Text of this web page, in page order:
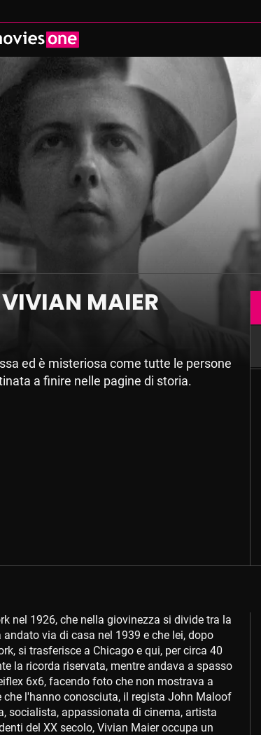
CATALOGO
MYMOVIES ONE THEATRE
ACCEDI
MAIER
ed è misteriosa come tutte le persone
a finire nelle pagine di storia.
nel 1926, che nella giovinezza si divide tra la
via di casa nel 1939 e che lei, dopo
si trasferisce a Chicago e qui, per circa 40
la ricorda riservata, mentre andava a spasso
6x6, facendo foto che non mostrava a
che l'hanno conosciuta, il regista John Maloof
socialista, appassionata di cinema, artista
del XX secolo, Vivian Maier occupa un